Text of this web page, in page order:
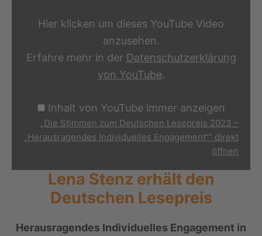
Engagement““
Hier klicken um dieses YouTube Video
anzusehen.
Erfahre mehr in der Datenschutzerklärung
von YouTube.
Inhalt von YouTube immer anzeigen
„Die Stimmen zum Deutschen Lesepreis 2023 –
„Herausragendes Individuelles Engagement““ direkt
öffnen
Lena Stenz erhält den
Deutschen Lesepreis
Herausragendes Individuelles Engagement in